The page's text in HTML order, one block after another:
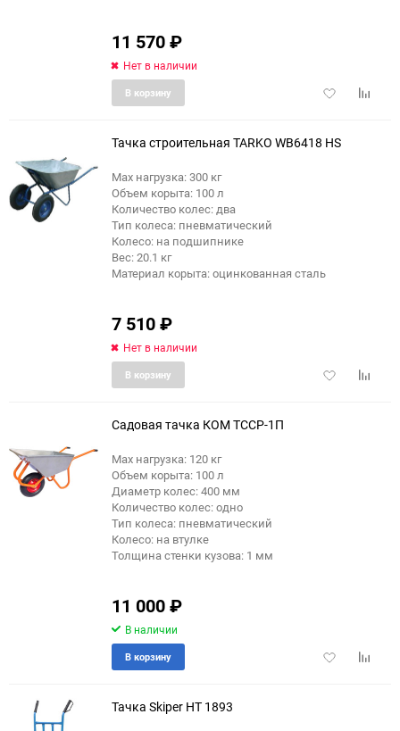
11 570₽
Нет в наличии
Добавить
В корзину
Тачка строительная TARKO WB6418 HS
Max нагрузка: 300 кг
Объем корыта: 100 л
Количество колес: два
Тип колеса: пневматический
Колесо: на подшипнике
Вес: 20.1 кг
Материал корыта: оцинкованная сталь
7 510₽
Нет в наличии
Добавить
В корзину
Садовая тачка КОМ ТССР-1П
Max нагрузка: 120 кг
Объем корыта: 100 л
Диаметр колес: 400 мм
Количество колес: одно
Тип колеса: пневматический
Колесо: на втулке
Толщина стенки кузова: 1 мм
11 000₽
В наличии
Добавить
В корзину
Тачка Skiper HT 1893